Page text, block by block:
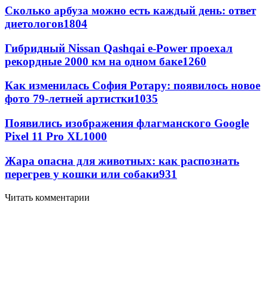
Сколько арбуза можно есть каждый день: ответ
диетологов1804
Гибридный Nissan Qashqai e-Power проехал
рекордные 2000 км на одном баке1260
Как изменилась София Ротару: появилось новое
фото 79-летней артистки1035
Появились изображения флагманского Google
Pixel 11 Pro XL1000
Жара опасна для животных: как распознать
перегрев у кошки или собаки931
Читать комментарии